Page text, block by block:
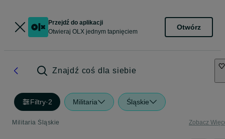
Przejdź do aplikacji
Otwieraj OLX jednym tapnięciem
Otwórz
Znajdź coś dla siebie
Filtry·2 Militaria Śląskie
Militaria Śląskie Zobacz